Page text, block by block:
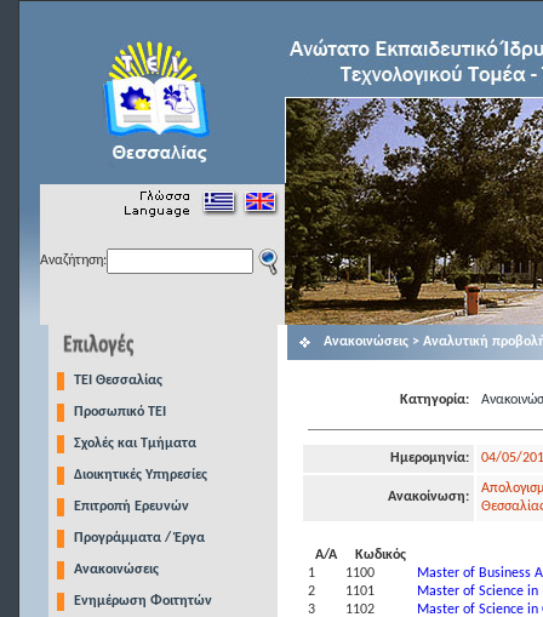
Αναζήτηση:
TEI Θεσσαλίας
Προσωπικό ΤΕΙ
Σχολές και Τμήματα
Διοικητικές Υπηρεσίες
Επιτροπή Ερευνών
Προγράμματα / Έργα
Ανακοινώσεις
Ενημέρωση Φοιτητών
Ανακοινώσεις > Αναλυτική
Κατηγορία:
Ημερομηνία: 04/05/
Ανακοίνωση:
A/A
Κωδικός
1
1100
Master of Business
2
1101
Μaster of Science
3
1102
Master of Science in